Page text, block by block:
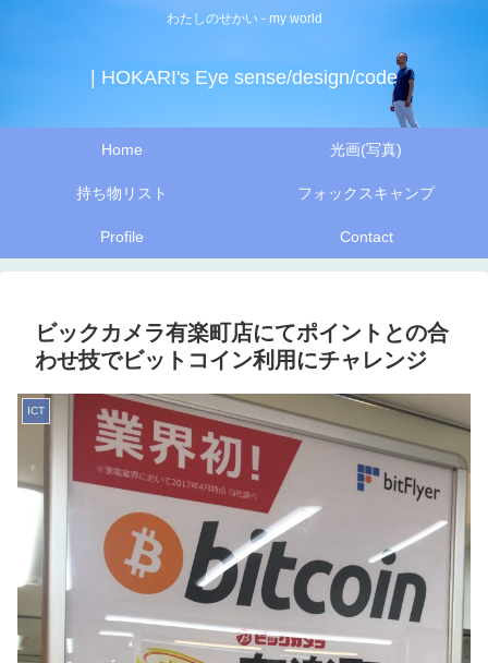
わたしのせかい - my world
| HOKARI's Eye sense/design/code
Home 光画(写真)
持ち物リスト フォックスキャンプ
Profile Contact
ビックカメラ有楽町店にてポイントとの合
わせ技でビットコイン利用にチャレンジ
ICT